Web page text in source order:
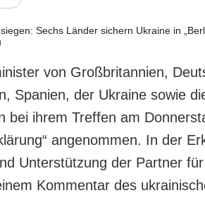
von Großbritannien,
Spanien, der Ukraine sowie
bei ihrem Treffen am
angenommen. In der
Unterstützung der Partner
Kommentar des